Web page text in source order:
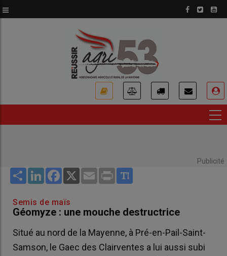
au
Publicité
Share LinkedInFacebook
X Email Print
Semis de maïs
Géomyze : une mouche destructrice
Situé au nord de la Mayenne, à Pré-en-Pail-Saint-
Samson, le Gaec des Clairventes a lui aussi subi